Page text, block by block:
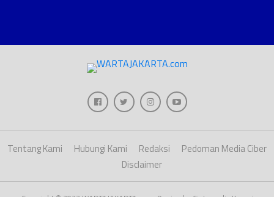
Tentang Kami Hubungi Kami Redaksi
Pedoman Media Ciber
Disclaimer